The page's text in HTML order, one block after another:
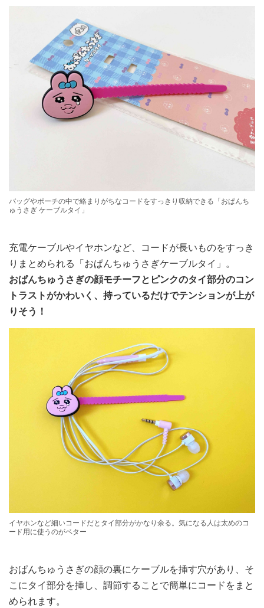
バッグやポーチの中で絡まりがちなコードをすっきり収納できる「おぱんち
ゅうさぎ ケーブルタイ」
充電ケーブルやイヤホンなど、コードが長いものをすっき
りまとめられる「おぱんちゅうさぎケーブルタイ」。
おぱんちゅうさぎの顔モチーフとピンクのタイ部分のコン
トラストがかわいく、持っているだけでテンションが上が
りそう！
イヤホンなど細いコードだとタイ部分がかなり余る。気になる人は太めのコ
ード用に使うのがベター
おぱんちゅうさぎの顔の裏にケーブルを挿す穴があり、そ
こにタイ部分を挿し、調節することで簡単にコードをまと
められます。